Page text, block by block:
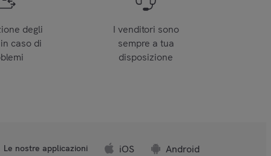
degli
caso di
I venditori sono
sempre a tua
disposizione
Le nostre applicazioni iOS Android